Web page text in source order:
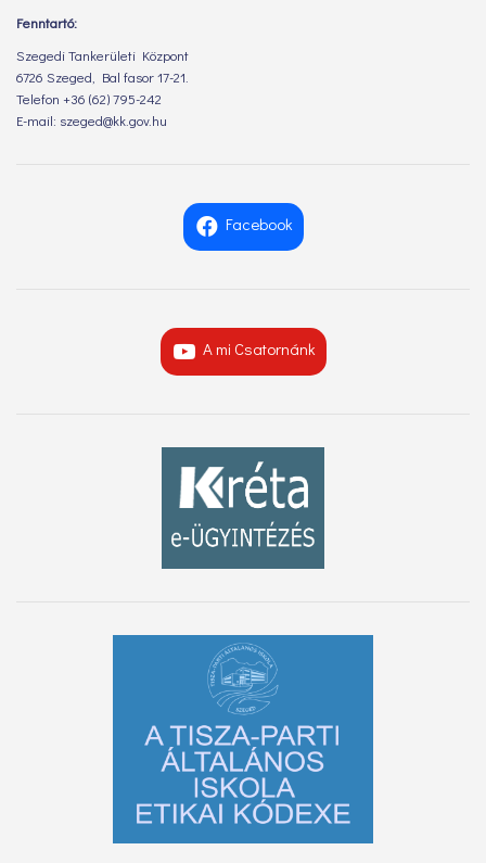
Fenntartó:
Szegedi Tankerületi Központ
6726 Szeged, Bal fasor 17-21.
Telefon +36 (62) 795-242
E-mail: szeged@kk.gov.hu
Facebook
A mi Csatornánk